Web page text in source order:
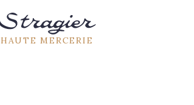
HAUTE MERCERIE